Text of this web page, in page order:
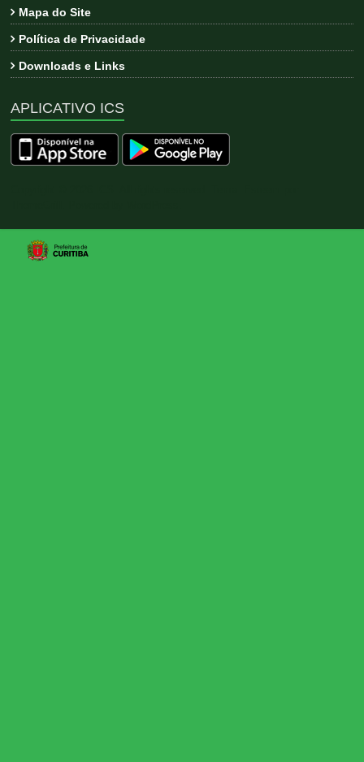
Mapa do Site
Política de Privacidade
Downloads e Links
APLICATIVO ICS